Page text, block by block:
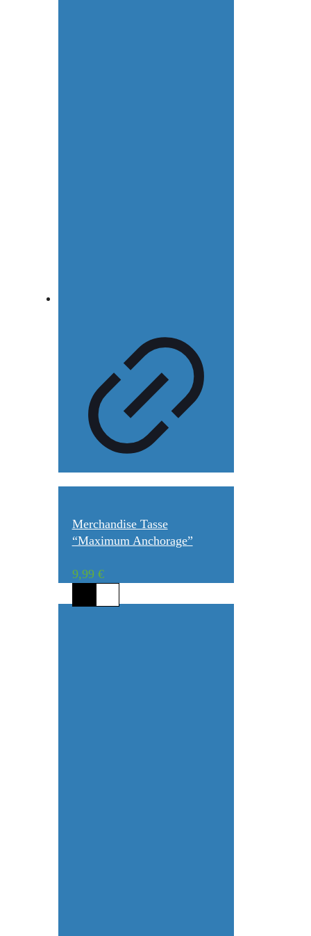
Merchandise Tasse
“Maximum Anchorage”
9,99 €